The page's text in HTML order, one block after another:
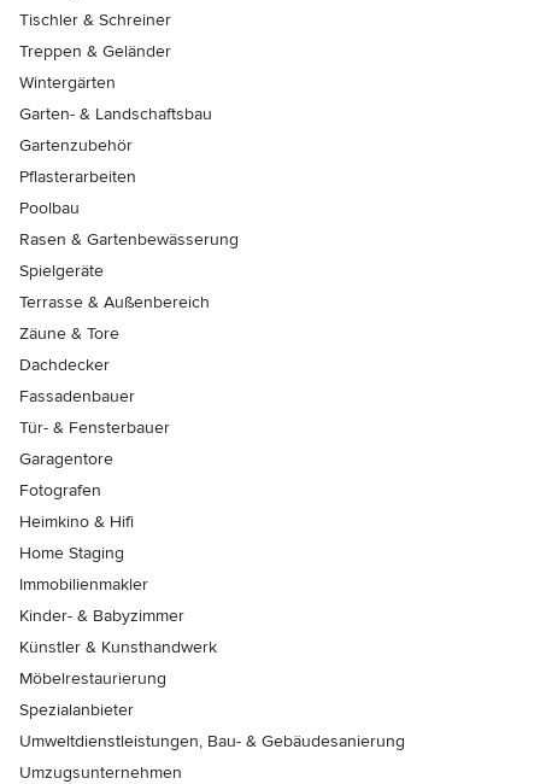
Tischler & Schreiner
Treppen & Geländer
Wintergärten
Garten- & Landschaftsbau
Gartenzubehör
Pflasterarbeiten
Poolbau
Rasen & Gartenbewässerung
Spielgeräte
Terrasse & Außenbereich
Zäune & Tore
Dachdecker
Fassadenbauer
Tür- & Fensterbauer
Garagentore
Fotografen
Heimkino & Hifi
Home Staging
Immobilienmakler
Kinder- & Babyzimmer
Künstler & Kunsthandwerk
Möbelrestaurierung
Spezialanbieter
Umweltdienstleistungen, Bau- & Gebäudesanierung
Umzugsunternehmen